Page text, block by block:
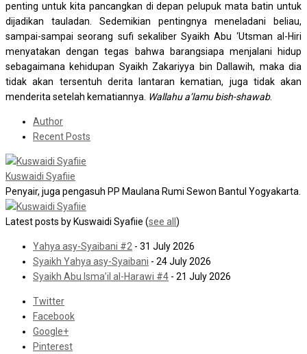
penting untuk kita pancangkan di depan pelupuk mata batin untuk
dijadikan tauladan. Sedemikian pentingnya meneladani beliau,
sampai-sampai seorang sufi sekaliber Syaikh Abu ‘Utsman al-Hiri
menyatakan dengan tegas bahwa barangsiapa menjalani hidup
sebagaimana kehidupan Syaikh Zakariyya bin Dallawih, maka dia
tidak akan tersentuh derita lantaran kematian, juga tidak akan
menderita setelah kematiannya. Wallahu a’lamu bish-shawab.
Author
Recent Posts
Kuswaidi Syafiie
Penyair, juga pengasuh PP Maulana Rumi Sewon Bantul Yogyakarta.
Latest posts by Kuswaidi Syafiie (see all )
Yahya asy-Syaibani #2 - 31 July 2026
Syaikh Yahya asy-Syaibani - 24 July 2026
Syaikh Abu Isma’il al-Harawi #4 - 21 July 2026
Twitter
Facebook
Google+
Pinterest